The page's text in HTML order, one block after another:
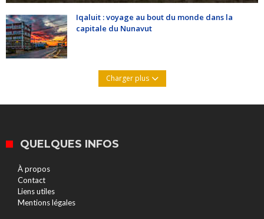
Iqaluit : voyage au bout du monde dans la
capitale du Nunavut
Charger plus
QUELQUES INFOS
À propos
Contact
Liens utiles
Mentions légales